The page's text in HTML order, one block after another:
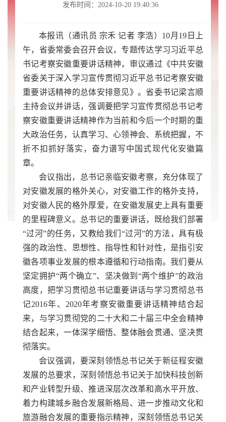
发布时间：2024-10-20 19:40:36
本报讯（通讯员 宗禾 记者 李浩）10月19日上
午，省委常委会召开会议，专题传达学习习近平总
书记考察安徽重要讲话精神，审议通过《中共安徽
省委关于深入学习宣传贯彻习近平总书记考察安徽
重要讲话精神的总体安排意见》。省委书记梁言顺
主持会议并讲话，强调要把学习宣传贯彻总书记考
察安徽重要讲话精神作为当前和今后一个时期的重
大政治任务，认真学习、心领神会、系统把握，不
折不扣抓好落实，奋力谱写中国式现代化安徽篇
章。
会议指出，总书记亲临安徽考察，充分体现了
对安徽发展的格外关心，对安徽工作的格外支持，
对安徽人民的格外厚爱，在安徽发展史上具有重要
的里程碑意义。总书记的重要讲话，既给我们部署
“过河”的任务，又教给我们“过河”的方法，具有极
强的政治性、思想性、指导性和针对性，是指引安
徽各项事业发展的根本遵循和行动指南。我们要从
坚定拥护“两个确立”、坚决做到“两个维护”的政治
高度，把学习贯彻总书记重要讲话与学习贯彻总书
记2016年、2020年考察安徽重要讲话精神结合起
来，与学习贯彻党的二十大和二十届三中全会精神
结合起来，一体深学细悟、整体融会贯通、坚决贯
彻落实。
会议强调，要深刻领悟总书记关于新征程安徽
发展的总要求，深刻领悟总书记关于加快科技创新
和产业转型升级、推进深层次改革和高水平开放、
着力构建城乡融合发展新格局、进一步推动文化和
旅游融合发展的重要指示精神，深刻领悟总书记关